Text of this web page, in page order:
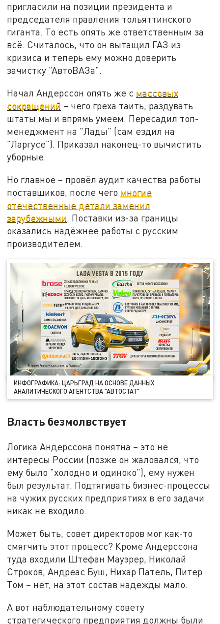
пригласили на позиции президента и
председателя правления тольяттинского
гиганта. То есть опять же ответственным за
всё. Считалось, что он вытащил ГАЗ из
кризиса и теперь ему можно доверить
зачистку "АвтоВАЗа".
Начал Андерссон опять же с массовых
сокращений – чего греха таить, раздувать
штаты мы и впрямь умеем. Пересадил топ-
менеджмент на "Лады" (сам ездил на
"Ларгусе"). Приказал наконец-то вычистить
уборные.
Но главное – провёл аудит качества работы
поставщиков, после чего многие
отечественные детали заменил
зарубежными . Поставки из-за границы
оказались надёжнее работы с русским
производителем.
ИНФОГРАФИКА: ЦАРЬГРАД НА ОСНОВЕ ДАННЫХ
АНАЛИТИЧЕСКОГО АГЕНТСТВА "АВТОСТАТ"
Власть безмолвствует
Логика Андерссона понятна – это не
интересы России (позже он жаловался, что
ему было "холодно и одиноко"), ему нужен
был результат. Подтягивать бизнес-процессы
на чужих русских предприятиях в его задачи
никак не входило.
Может быть, совет директоров мог как-то
смягчить этот процесс? Кроме Андерссона
туда входили Штефан Мауэрер, Николай
Строков, Андреас Буш, Нихар Патель, Питер
Том – нет, на этот состав надежды мало.
А вот наблюдательному совету
стратегического предприятия должны были